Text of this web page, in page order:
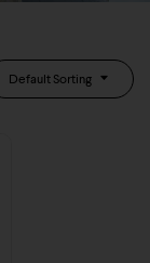
Default Sorting